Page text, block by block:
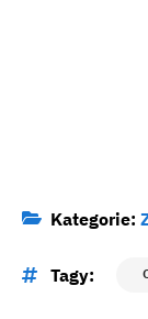
Kategorie:
Tagy: